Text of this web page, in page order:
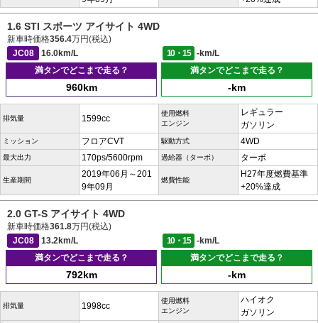
1.6 STI スポーツ アイサイト 4WD
新車時価格356.4万円(税込)
JC08
16.0km/L 10・15
-km/L
満タンでどこまで走る？
960km
満タンでどこまで走る？
-km
排気量 1599cc
使用燃料
エンジン
レギュラー
ガソリン
ミッション フロアCVT 駆動方式 4WD
最大出力 170ps/5600rpm 過給器（ターボ） ターボ
生産期間
2019年06月～201
9年09月
燃費性能
H27年度燃費基準
+20%達成
2.0 GT-S アイサイト 4WD
新車時価格361.8万円(税込)
JC08
13.2km/L 10・15
-km/L
満タンでどこまで走る？
792km
満タンでどこまで走る？
-km
排気量 1998cc
使用燃料
エンジン
ハイオク
ガソリン